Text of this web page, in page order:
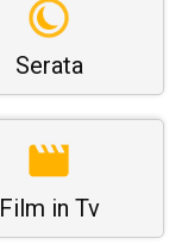
Serata
Film in Tv